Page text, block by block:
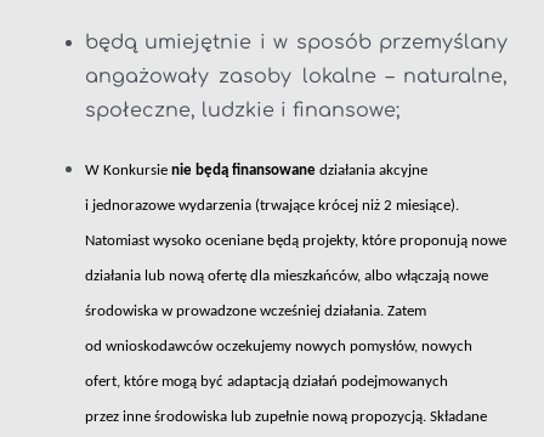
będą umiejętnie i w sposób przemyślany
angażowały zasoby lokalne – naturalne,
społeczne, ludzkie i finansowe;
W Konkursie nie będą finansowane działania akcyjne
i jednorazowe wydarzenia (trwające krócej niż 2 miesiące).
Natomiast wysoko oceniane będą projekty, które proponują nowe
działania lub nową ofertę dla mieszkańców, albo włączają nowe
środowiska w prowadzone wcześniej działania. Zatem
od wnioskodawców oczekujemy nowych pomysłów, nowych
ofert, które mogą być adaptacją działań podejmowanych
przez inne środowiska lub zupełnie nową propozycją. Składane